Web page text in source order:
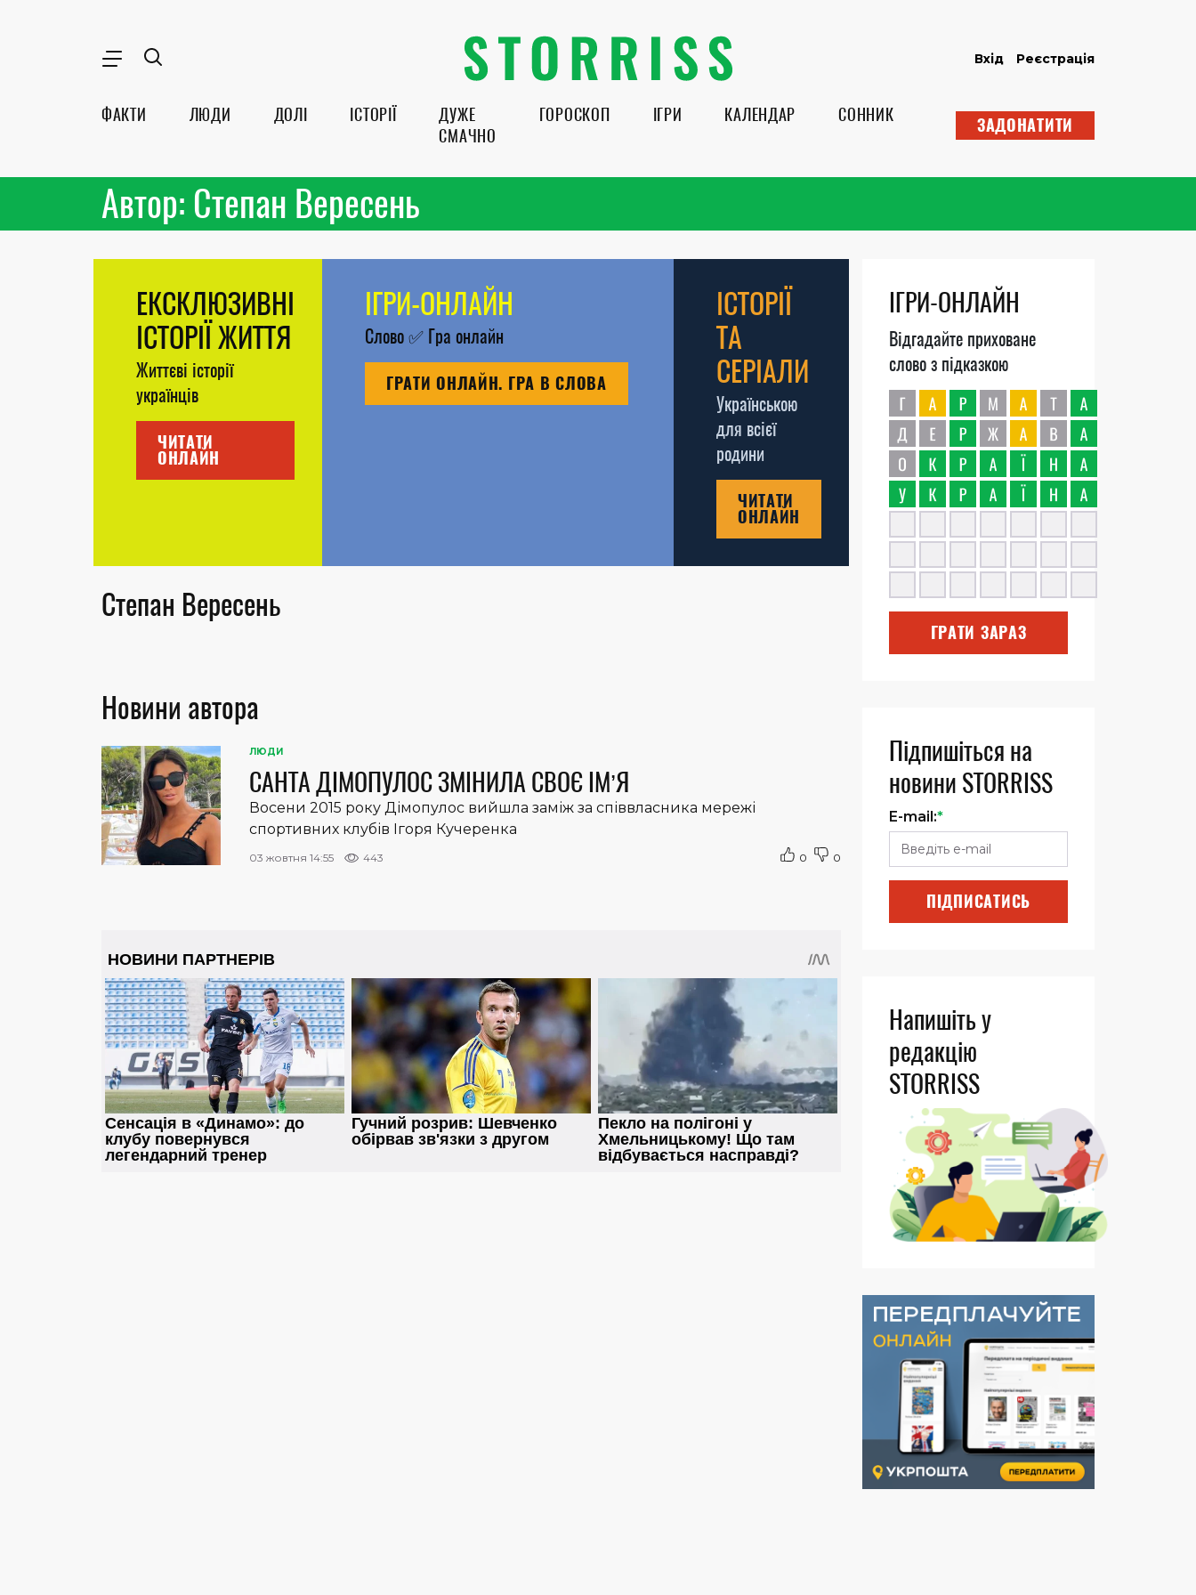
Вхід Реєстрація
ФАКТИ ЛЮДИ ДОЛІ ІСТОРІЇ
ДУЖЕ
СМАЧНО
ГОРОСКОП ІГРИ КАЛЕНДАР СОННИК ЗАДОНАТИТИ
Автор: Степан Вересень
ЕКСКЛЮЗИВНІ
ІСТОРІЇ ЖИТТЯ
Життєві історії
українців
ЧИТАТИ
ОНЛАЙН
ІГРИ-ОНЛАЙН
Слово✅Гра онлайн
ГРАТИ ОНЛАЙН. ГРА В СЛОВА
ІСТОРІЇ
ТА
СЕРІАЛИ
Українською
для всієї
родини
ЧИТАТИ
ОНЛАЙН
Степан Вересень
Новини автора
ЛЮДИ
САНТА ДІМОПУЛОС ЗМІНИЛА СВОЄ ІМ’Я
Восени 2015 року Дімопулос вийшла заміж за співвласника мережі
спортивних клубів Ігоря Кучеренка
03 жовтня 14:55 443 0 0
ІГРИ-ОНЛАЙН
Відгадайте приховане
слово з підказкою
ГРАТИ ЗАРАЗ
Підпишіться на
новини STORRISS
E-mail:*
ПІДПИСАТИСЬ
Напишіть у
редакцію
STORRISS